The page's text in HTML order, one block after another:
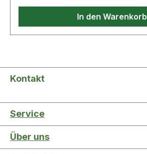
In den Warenkorb
Kontakt
Service
Über uns